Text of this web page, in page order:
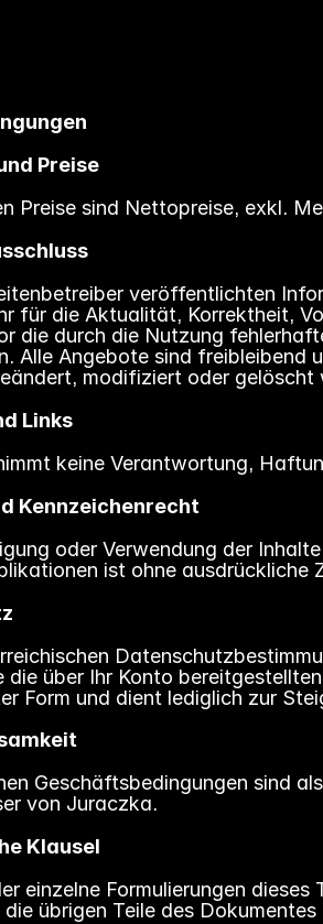
Preise
Preise sind Nettopreise, exkl.
veröffentlichten
für die Aktualität, Korrektheit,
die durch die Nutzung
Alle Angebote sind freibleibend
modifiziert oder gelöscht
Links
keine Verantwortung,
Kennzeichenrecht
oder Verwendung der
ist ohne ausdrückliche
die über Ihr Konto
Form und dient lediglich zur
Geschäftsbedingungen sind
von Juraczka.
Klausel
einzelne Formulierungen
übrigen Teile des